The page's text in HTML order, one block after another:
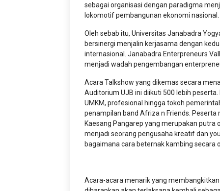
sebagai organisasi dengan paradigma
lokomotif pembangunan ekonomi nasional.
Oleh sebab itu, Universitas Janabadra
bersinergi menjalin kerjasama dengan
internasional. Janabadra Enterpreneurs
menjadi wadah pengembangan
Acara Talkshow yang dikemas secara
Auditorium UJB ini diikuti 500 lebih
UMKM, profesional hingga tokoh
penampilan band Afriza n Friends.
Kaesang Pangarep yang merupakan
menjadi seorang pengusaha kreatif dan
bagaimana cara beternak kambing secara
Acara-acara menarik yang